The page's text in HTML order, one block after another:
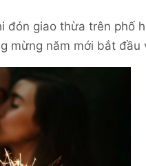
đón giao thừa trên phố
mừng năm mới bắt đầu